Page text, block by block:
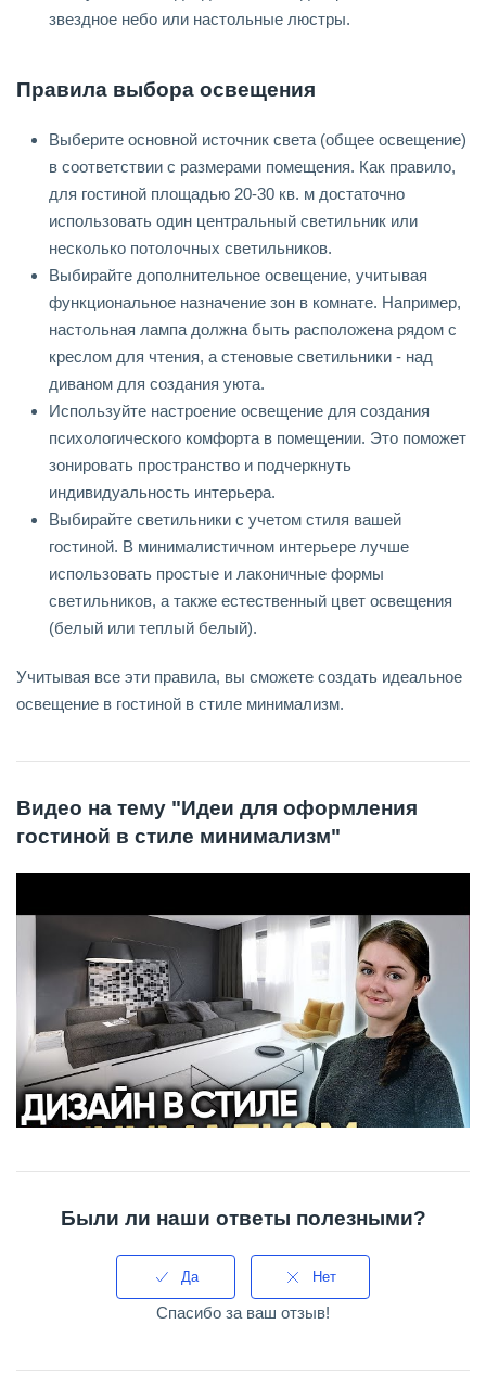
звездное небо или настольные люстры.
Правила выбора освещения
Выберите основной источник света (общее освещение)
в соответствии с размерами помещения. Как правило,
для гостиной площадью 20-30 кв. м достаточно
использовать один центральный светильник или
несколько потолочных светильников.
Выбирайте дополнительное освещение, учитывая
функциональное назначение зон в комнате. Например,
настольная лампа должна быть расположена рядом с
креслом для чтения, а стеновые светильники - над
диваном для создания уюта.
Используйте настроение освещение для создания
психологического комфорта в помещении. Это поможет
зонировать пространство и подчеркнуть
индивидуальность интерьера.
Выбирайте светильники с учетом стиля вашей
гостиной. В минималистичном интерьере лучше
использовать простые и лаконичные формы
светильников, а также естественный цвет освещения
(белый или теплый белый).
Учитывая все эти правила, вы сможете создать идеальное
освещение в гостиной в стиле минимализм.
Видео на тему "Идеи для оформления
гостиной в стиле минимализм"
Были ли наши ответы полезными?
Да Нет
Спасибо за ваш отзыв!